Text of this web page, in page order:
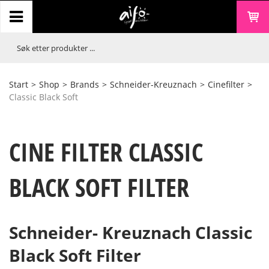
Start > Shop > Brands > Schneider-Kreuznach > Cinefilter >
Classic Black Soft
CINE FILTER CLASSIC
BLACK SOFT FILTER
Schneider- Kreuznach Classic
Black Soft Filter